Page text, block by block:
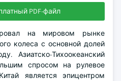
PDF-файл
на мировом рынке
колеса с основной долей
Азиатско-Тихоокеанский
спросом на рулевое
является эпицентром